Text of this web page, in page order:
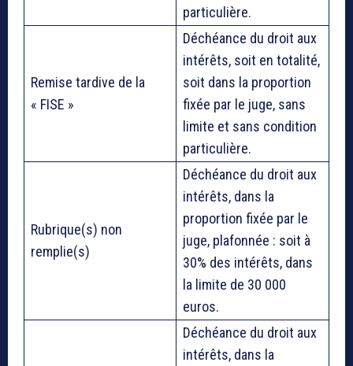
particulière.
Remise tardive de la
« FISE »
Déchéance du droit aux
intérêts, soit en totalité,
soit dans la proportion
fixée par le juge, sans
limite et sans condition
particulière.
Rubrique(s) non
remplie(s)
Déchéance du droit aux
intérêts, dans la
proportion fixée par le
juge, plafonnée : soit à
30% des intérêts, dans
la limite de 30 000
euros.
Déchéance du droit aux
intérêts, dans la